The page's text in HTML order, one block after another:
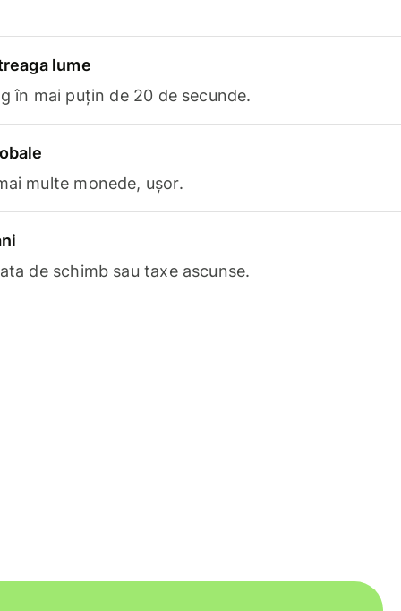
lume
în mai puțin de 20 de secunde.
multe monede, ușor.
de schimb sau taxe ascunse.